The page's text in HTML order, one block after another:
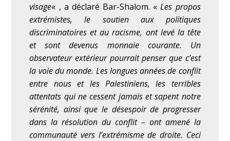
visage« , a déclaré Bar-Shalom. «Les propos
extrémistes, le soutien aux politiques
discriminatoires et au racisme, ont levé la tête
et sont devenus monnaie courante. Un
observateur extérieur pourrait penser que c’est
la voie du monde. Les longues années de conflit
entre nous et les Palestiniens, les terribles
attentats qui ne cessent jamais et sapent notre
sérénité, ainsi que le désespoir de progresser
dans la résolution du conflit – ont amené la
communauté vers l’extrémisme de droite. Ceci